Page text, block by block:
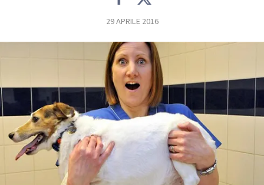
EVENTI
VIDEO
TV
29 APRILE 2016